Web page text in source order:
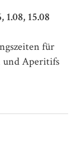
1.08, 15.08
für
und Aperitifs